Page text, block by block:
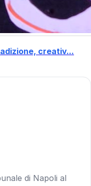
creativ...
di Napoli al